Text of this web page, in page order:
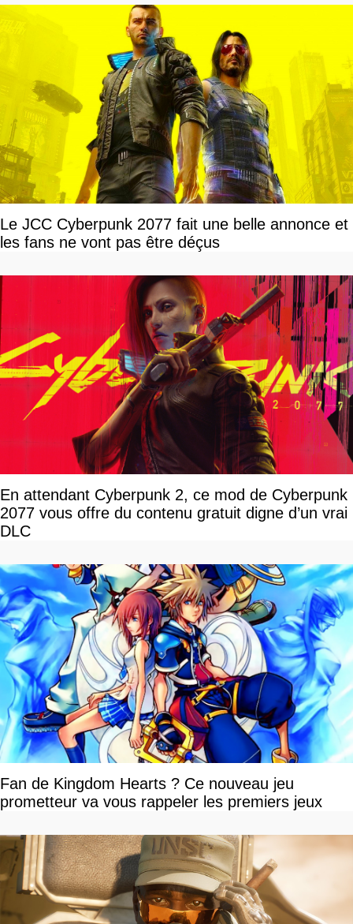
Le JCC Cyberpunk 2077 fait une belle annonce et
les fans ne vont pas être déçus
En attendant Cyberpunk 2, ce mod de Cyberpunk
2077 vous offre du contenu gratuit digne d’un vrai
DLC
Fan de Kingdom Hearts ? Ce nouveau jeu
prometteur va vous rappeler les premiers jeux